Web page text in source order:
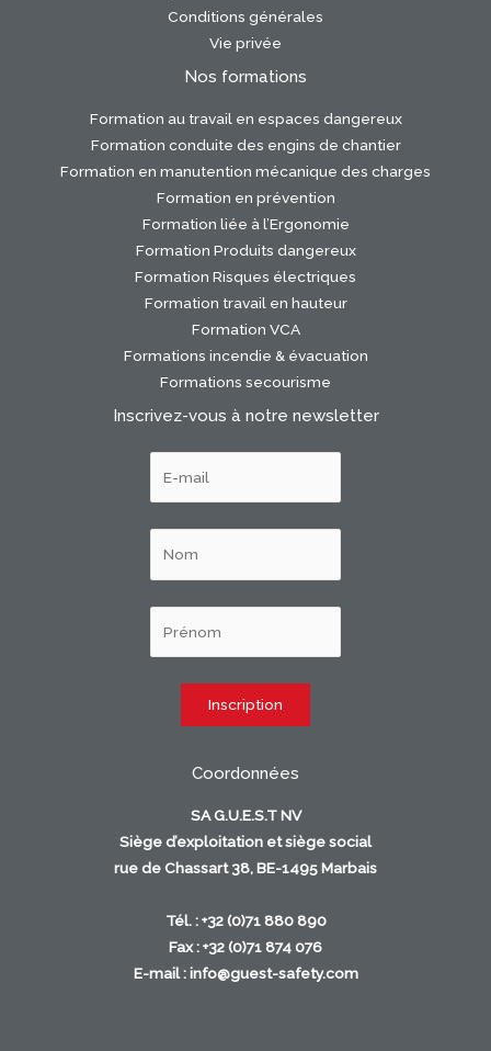
Conditions générales
Vie privée
Nos formations
Formation au travail en espaces dangereux
Formation conduite des engins de chantier
Formation en manutention mécanique des charges
Formation en prévention
Formation liée à l’Ergonomie
Formation Produits dangereux
Formation Risques électriques
Formation travail en hauteur
Formation VCA
Formations incendie & évacuation
Formations secourisme
Inscrivez-vous à notre newsletter
Coordonnées
SA G.U.E.S.T NV
Siège d’exploitation et siège social
rue de Chassart 38, BE-1495 Marbais
Tél. : +32 (0)71 880 890
Fax : +32 (0)71 874 076
E-mail :info@guest-safety.com